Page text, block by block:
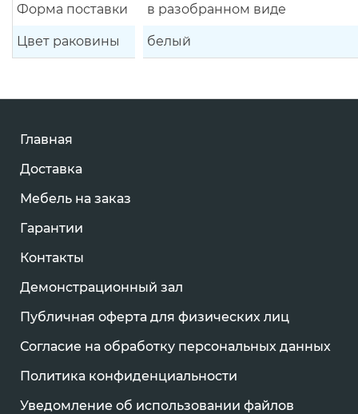
Форма поставки в разобранном виде
Цвет раковины белый
Главная
Доставка
Мебель на заказ
Гарантии
Контакты
Демонстрационный зал
Публичная оферта для физических лиц
Согласие на обработку персональных данных
Политика конфиденциальности
Уведомление об использовании файлов